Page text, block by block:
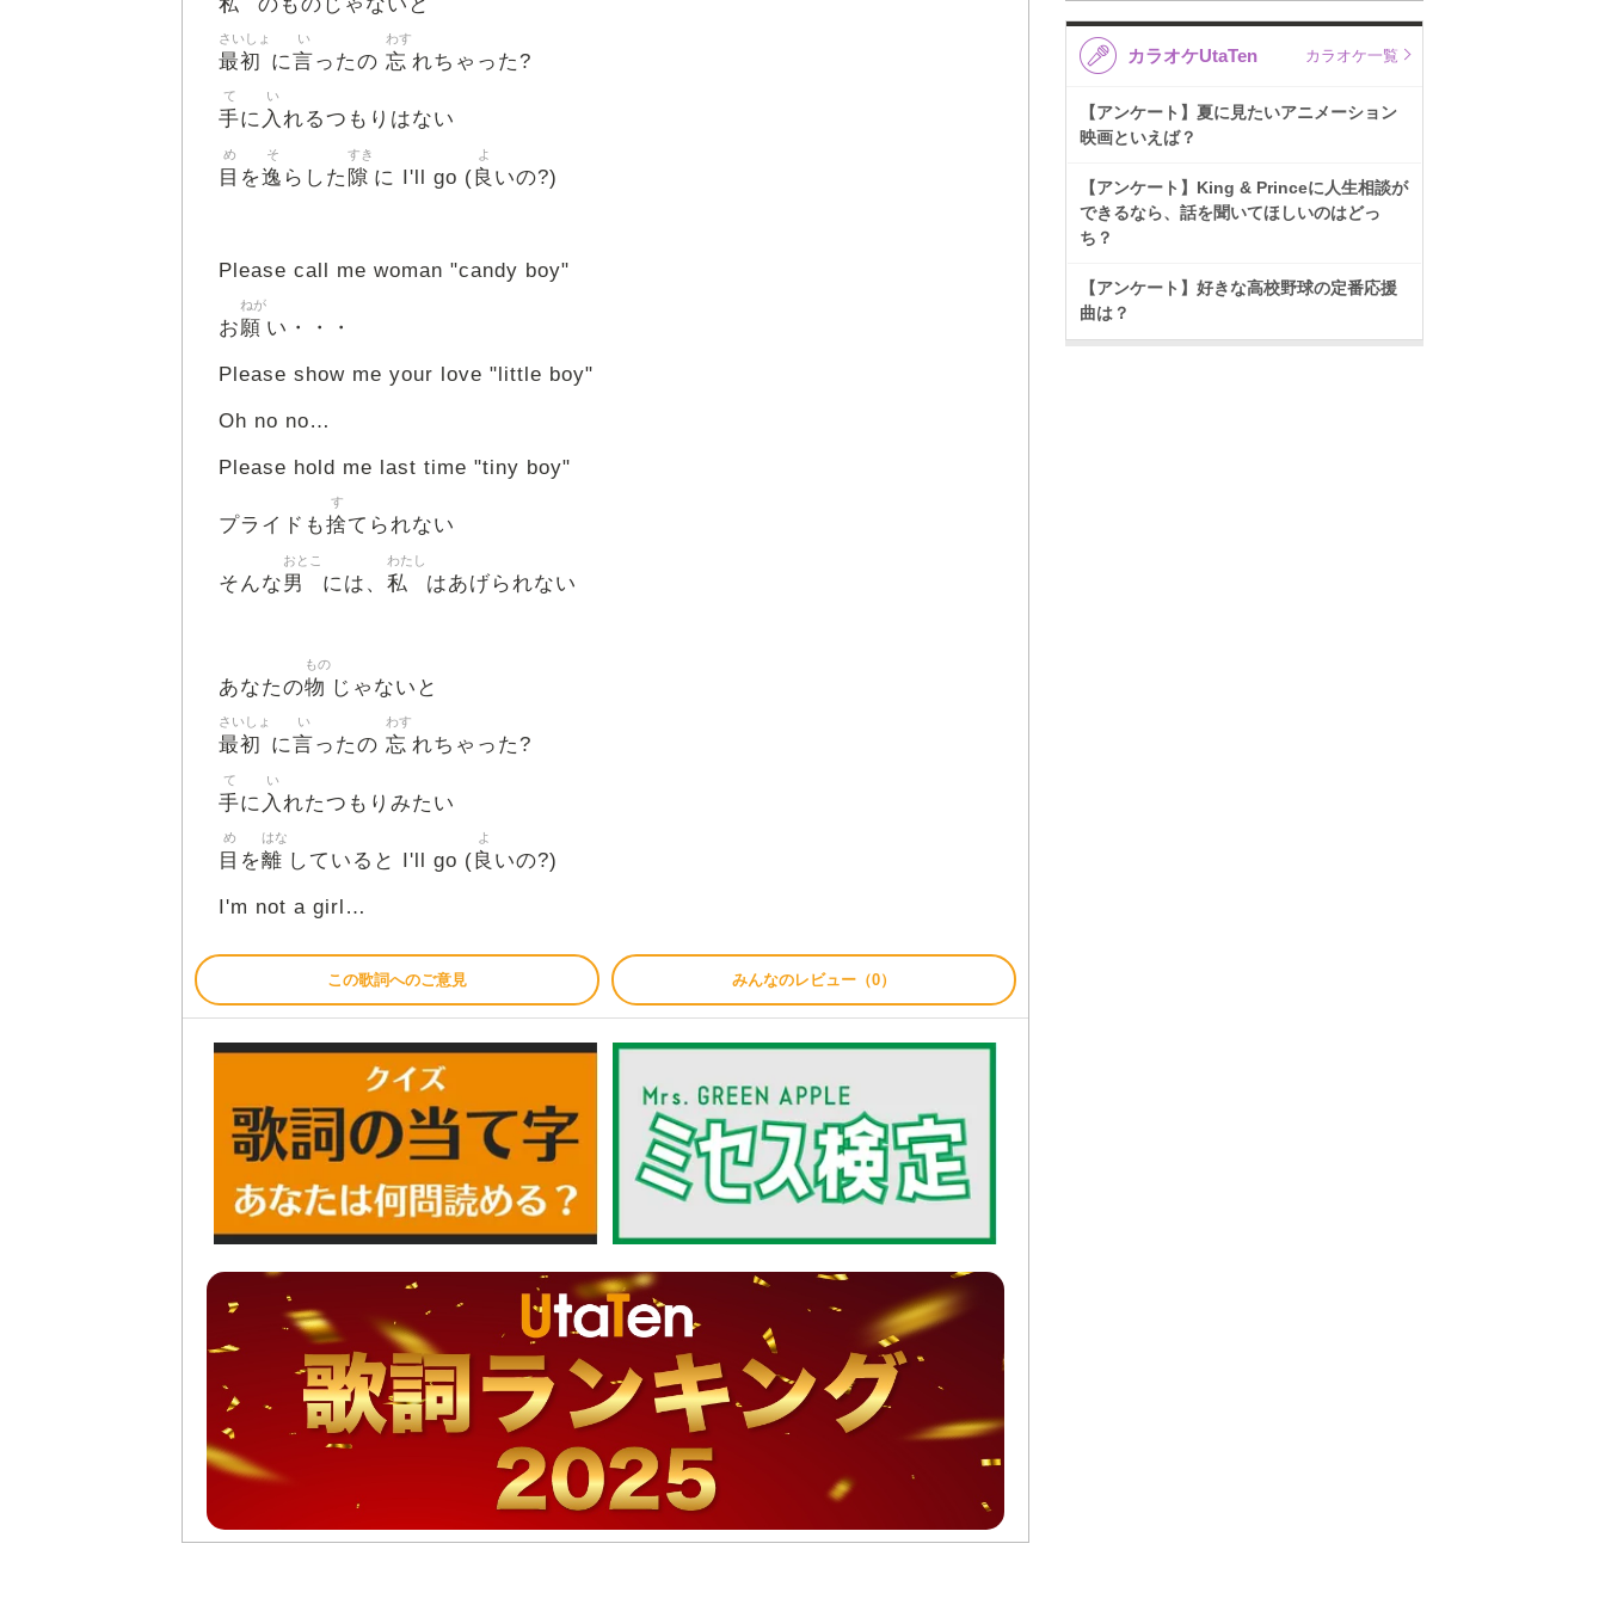
最初
さいしょ
に言
い
ったの 忘
わす
れちゃった?
手
て
に 入
い
れるつもりはない
目
め
を逸
そ
らした 隙
すき
に I'll go (良
よ
いの?)
Please call me woman "candy boy"
お願
ねが
い・・・
Please show me your love "little boy"
Oh no no…
Please hold me last time "tiny boy"
プライドも捨
す
てられない
そんな男
おとこ
には、 私
わたし
はあげられない
あなたの物
もの
じゃないと
最初
さいしょ
に言
い
ったの 忘
わす
れちゃった?
手
て
に 入
い
れたつもりみたい
目
め
を離
はな
していると I'll go (良
よ
いの?)
I'm not a girl…
この歌詞へのご意見 みんなのレビュー（0）
カラオケUtaTen カラオケ一覧
【アンケート】夏に見たいアニメーション
映画といえば？
【アンケート】King & Princeに人生相談が
できるなら、話を聞いてほしいのはどっ
ち？
【アンケート】好きな高校野球の定番応援
曲は？